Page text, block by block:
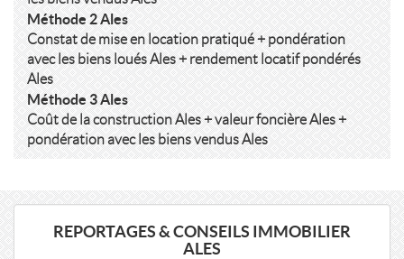
Méthode 2 Ales
Constat de mise en location pratiqué + pondération
avec les biens loués Ales + rendement locatif pondérés
Ales
Méthode 3 Ales
Coût de la construction Ales + valeur foncière Ales +
pondération avec les biens vendus Ales
REPORTAGES & CONSEILS IMMOBILIER
ALES